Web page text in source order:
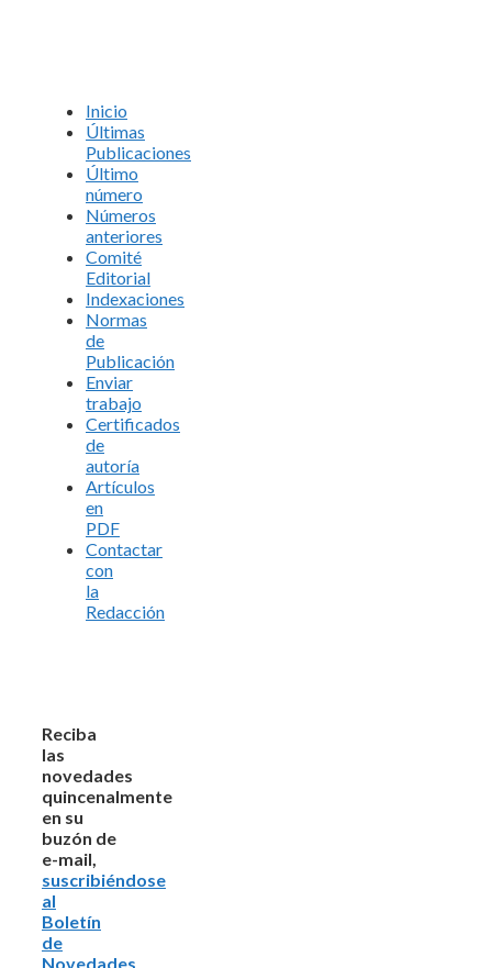
Inicio
Últimas
Publicaciones
Último
número
Números
anteriores
Comité
Editorial
Indexaciones
Normas
de
Publicación
Enviar
trabajo
Certificados
de
autoría
Artículos
en
PDF
Contactar
con
la
Redacción
Reciba
las
novedades
quincenalmente
en su
buzón de
e-mail,
suscribiéndose
al
Boletín
de
Novedades